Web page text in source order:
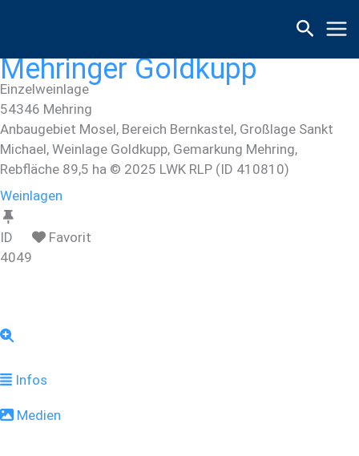
Mehringer Goldkupp
Einzelweinlage
54346 Mehring
Anbaugebiet Mosel, Bereich Bernkastel, Großlage Sankt
Michael, Weinlage Goldkupp, Gemarkung Mehring,
Rebfläche 89,5 ha © 2025 LWK RLP (ID 410810)
Weinlagen
ID
4049
Favorit
Infos
Medien